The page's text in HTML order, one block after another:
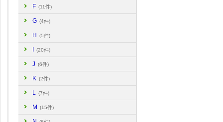
F (11件)
G (4件)
H (5件)
(20件)
J (6件)
K (2件)
L (7件)
M (15件)